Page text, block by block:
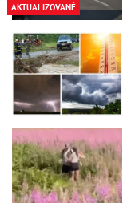
AKTUALIZOVANÉ